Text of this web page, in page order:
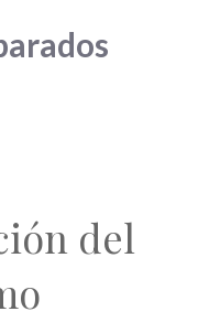
del